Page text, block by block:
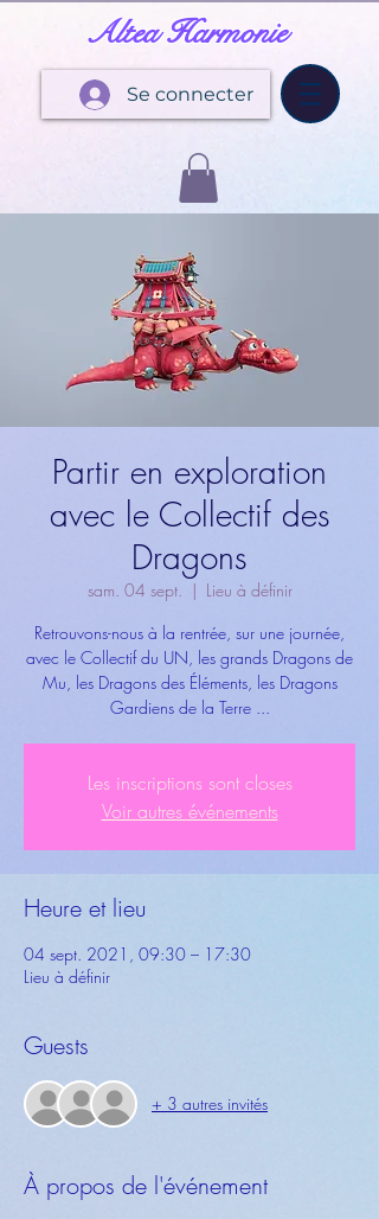
Altea Harmonie
Se connecter
Partir en exploration
avec le Collectif des
Dragons
sam. 04 sept.
  |
Lieu à définir
Retrouvons-nous à la rentrée, sur une journée,
avec le Collectif du UN, les grands Dragons de
Mu, les Dragons des Éléments, les Dragons
Gardiens de la Terre ...
Les inscriptions sont closes
Voir autres événements
Heure et lieu
04 sept. 2021, 09:30 – 17:30
Lieu à définir
Guests
+ 3 autres invités
À propos de l'événement